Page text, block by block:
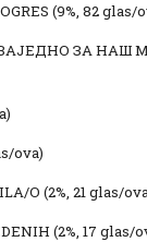
(9%, 82 glas/
ЗА НАШ
ova)
O (2%, 21 glas/
(2%, 17 glas/